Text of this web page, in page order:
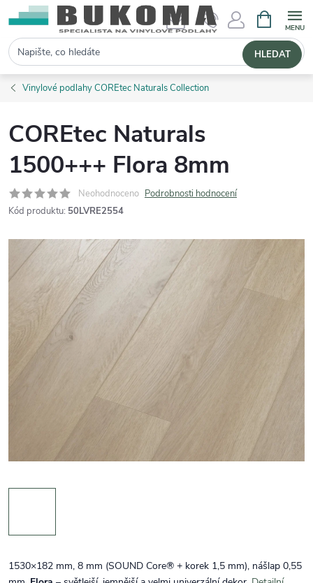
Hledat HLEDAT
Vinylové podlahy COREtec Naturals Collection
COREtec Naturals
1500+++ Flora 8mm
Neohodnoceno Podrobnosti hodnocení
Kód produktu: 50LVRE2554
1530×182 mm, 8 mm (SOUND Core® + korek 1,5 mm), nášlap 0,55